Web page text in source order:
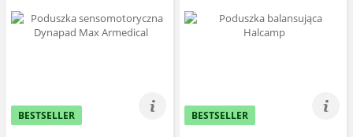
BESTSELLER BESTSELLER